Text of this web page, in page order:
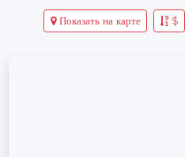
$
Показать на карте